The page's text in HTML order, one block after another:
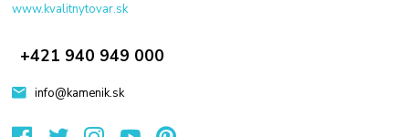
www.kvalitnytovar.sk
+421 940 949 000
info@kamenik.sk